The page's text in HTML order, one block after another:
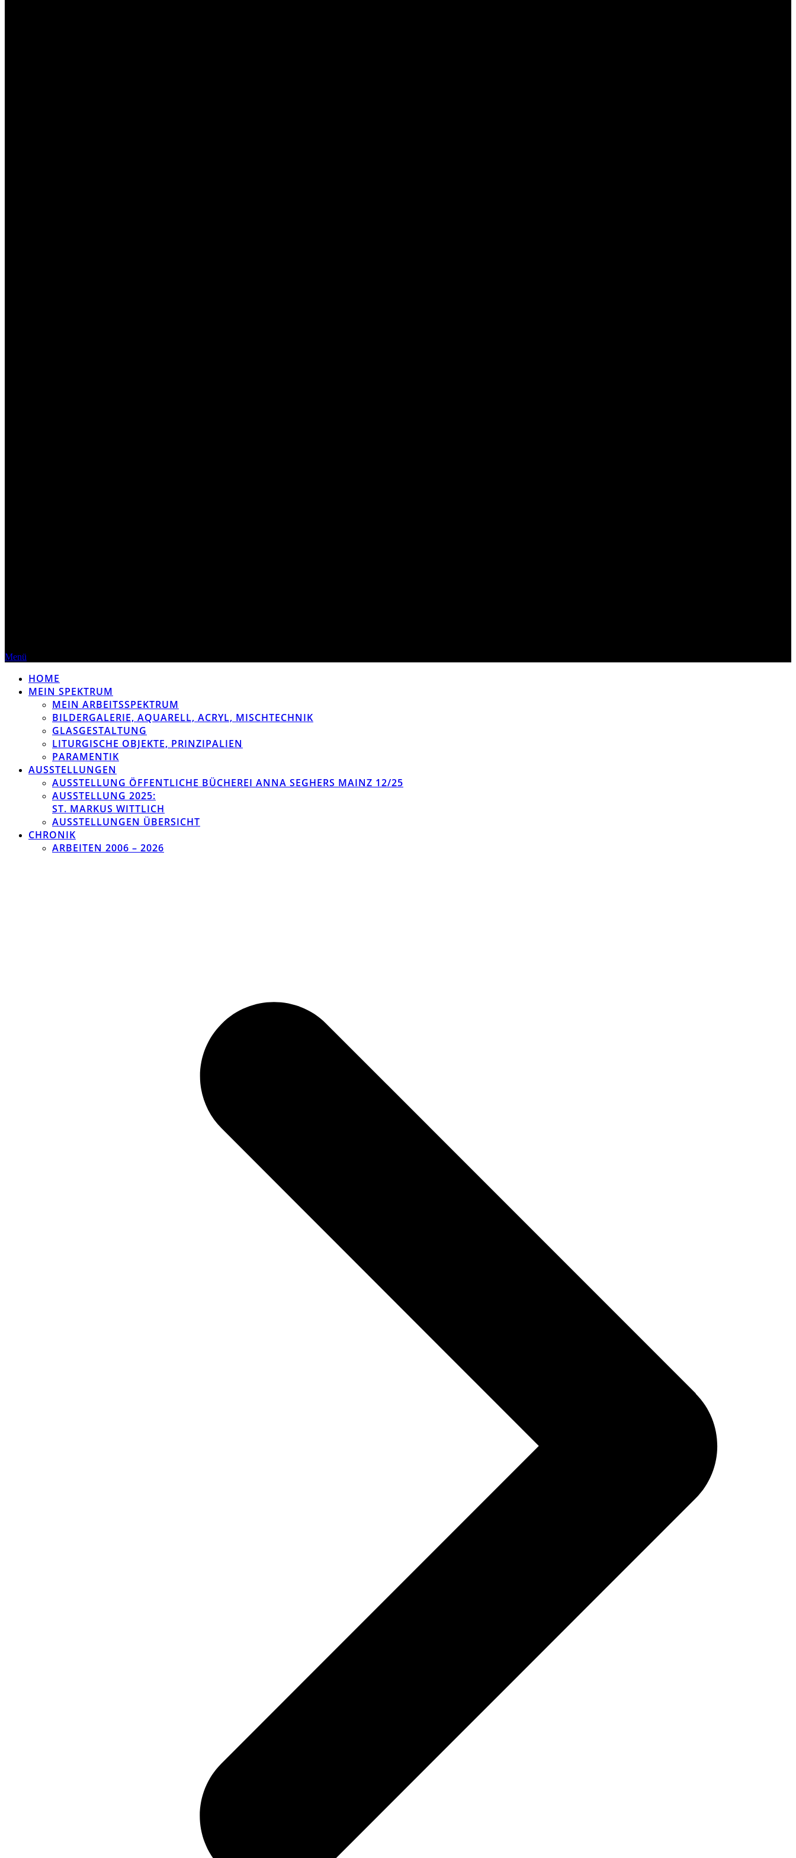
Menü
HOME
MEIN SPEKTRUM
MEIN ARBEITSSPEKTRUM
BILDERGALERIE, AQUARELL, ACRYL, MISCHTECHNIK
GLASGESTALTUNG
LITURGISCHE OBJEKTE, PRINZIPALIEN
PARAMENTIK
AUSSTELLUNGEN
AUSSTELLUNG ÖFFENTLICHE BÜCHEREI ANNA SEGHERS MAINZ 12/25
AUSSTELLUNG 2025:
ST. MARKUS WITTLICH
AUSSTELLUNGEN ÜBERSICHT
CHRONIK
ARBEITEN 2006 – 2026